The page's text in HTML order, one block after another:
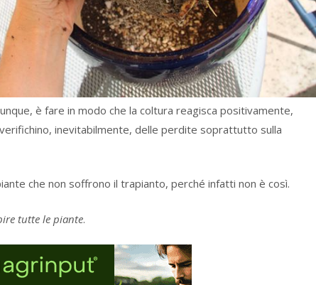
è fare in modo che la coltura reagisca positivamente,
inevitabilmente, delle perdite soprattutto sulla
che non soffrono il trapianto, perché infatti non è così.
tutte le piante.